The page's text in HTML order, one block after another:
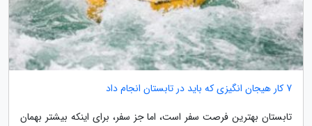
7 کار هیجان انگیزی که باید در تابستان انجام داد
تابستان بهترین فرصت سفر است، اما جز سفر، برای اینکه بیشتر بهمان